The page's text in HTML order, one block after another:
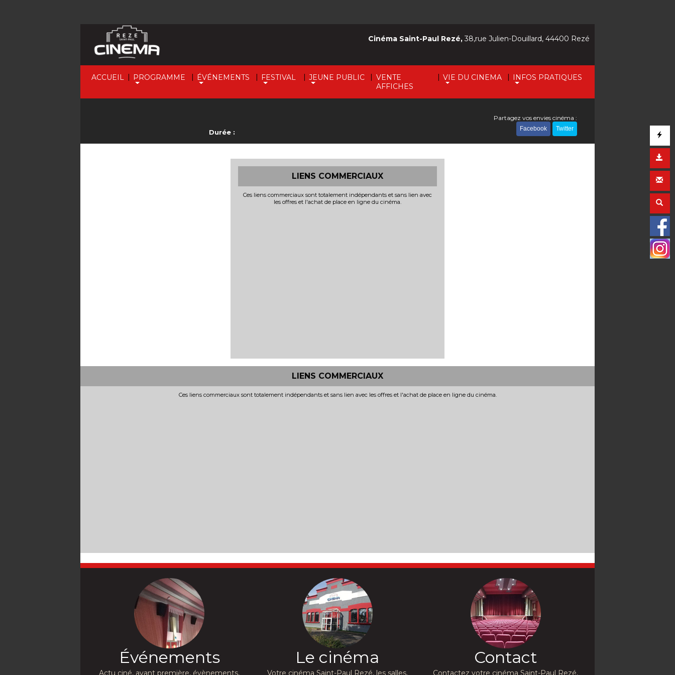
ACCUEIL | PROGRAMME | ÉVÉNEMENTS | FESTIVAL | JEUNE PUBLIC | VENTE
AFFICHES
| VIE DU CINEMA | INFOS PRATIQUES
Cinéma Saint-Paul Rezé,38,rue Julien-Douillard, 44400 Rezé
Durée :
Partagez vos envies cinéma :
Facebook Twitter
LIENS COMMERCIAUX
Ces liens commerciaux sont totalement indépendants et sans lien avec
les offres et l'achat de place en ligne du cinéma.
LIENS COMMERCIAUX
Ces liens commerciaux sont totalement indépendants et sans lien avec les offres et l'achat de place en ligne du cinéma.
Événements
Actu ciné, avant première, évènements,
Le cinéma
Votre cinéma Saint-Paul Rezé, les salles,
Contact
Contactez votre cinéma Saint-Paul Rezé,